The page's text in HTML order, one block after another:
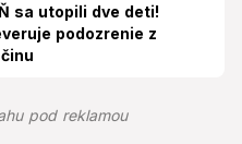
sa utopili dve deti!
podozrenie z
pod reklamou